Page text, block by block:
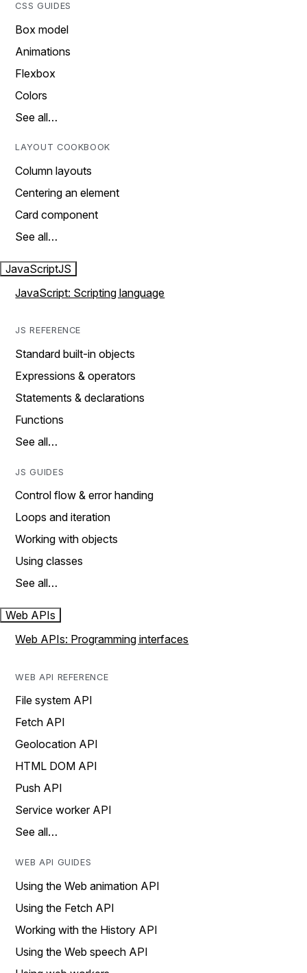
CSS GUIDES
Box model
Animations
Flexbox
Colors
See all…
LAYOUT COOKBOOK
Column layouts
Centering an element
Card component
See all…
JavaScriptJS
JavaScript: Scripting language
JS REFERENCE
Standard built-in objects
Expressions & operators
Statements & declarations
Functions
See all…
JS GUIDES
Control flow & error handing
Loops and iteration
Working with objects
Using classes
See all…
Web APIs
Web APIs: Programming interfaces
WEB API REFERENCE
File system API
Fetch API
Geolocation API
HTML DOM API
Push API
Service worker API
See all…
WEB API GUIDES
Using the Web animation API
Using the Fetch API
Working with the History API
Using the Web speech API